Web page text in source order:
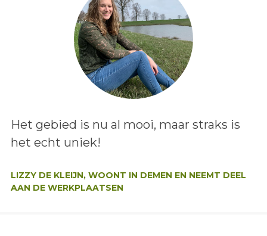
Lees het bericht:
Het gebied is nu al mooi, maar straks is
het echt uniek!
LIZZY DE KLEIJN, WOONT IN DEMEN EN NEEMT DEEL
AAN DE WERKPLAATSEN